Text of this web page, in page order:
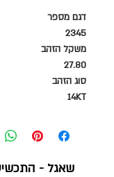
דגם מספר
2345
משקל הזהב
27.80
סוג הזהב
14KT
שאגל -